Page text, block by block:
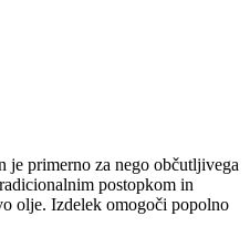
primerno za nego občutljivega
postopkom in
olje. Izdelek omogoči popolno